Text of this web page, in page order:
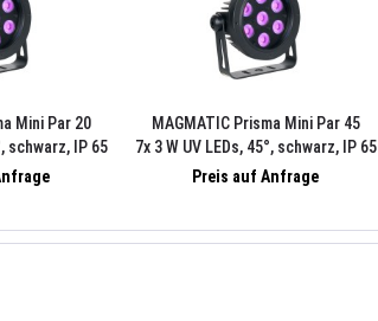
Mini Par 20
schwarz, IP 65
8)
MAGMATIC Prisma Mini Par 45
7x 3 W UV LEDs, 45°, schwarz, IP 65
(f. Prisma Driver 8)
Preis auf Anfrage